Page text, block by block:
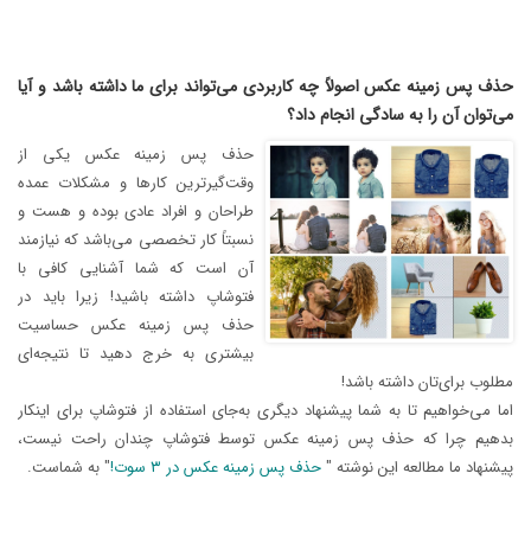
حذف پس زمینه عکس اصولاً چه کاربردی می‌تواند برای ما داشته باشد و آیا
می‌توان آن را به سادگی انجام داد؟
حذف پس زمینه عکس یکی از
وقت‌گیر‌ترین کارها و مشکلات عمده
طراحان و افراد عادی بوده و هست و
نسبتاً کار تخصصی می‌باشد که نیازمند
آن است که شما آشنایی کافی با
فتوشاپ داشته باشید! زیرا باید در
حذف پس زمینه عکس حساسیت
بیشتری به خرج دهید تا نتیجه‌ای
مطلوب برای‌تان داشته باشد!
اما می‌خواهیم تا به شما پیشنهاد دیگری به‌جای استفاده از فتوشاپ برای اینکار
بدهیم چرا که حذف پس زمینه عکس توسط فتوشاپ چندان راحت نیست،
پیشنهاد ما مطالعه این نوشته "حذف پس زمینه عکس در ۳ سوت! " به شماست.